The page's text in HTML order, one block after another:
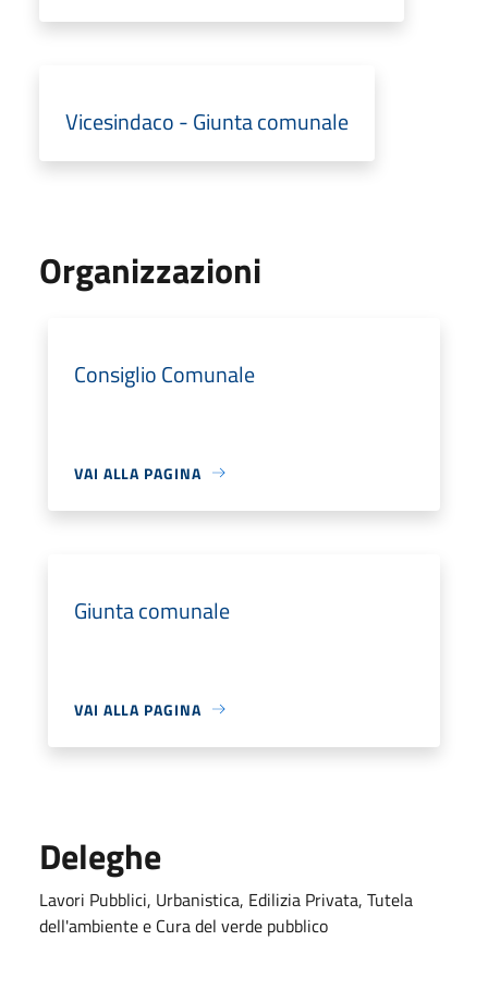
Vicesindaco - Giunta comunale
Organizzazioni
Consiglio Comunale
VAI ALLA PAGINA
Giunta comunale
VAI ALLA PAGINA
Deleghe
Lavori Pubblici, Urbanistica, Edilizia Privata, Tutela
dell'ambiente e Cura del verde pubblico